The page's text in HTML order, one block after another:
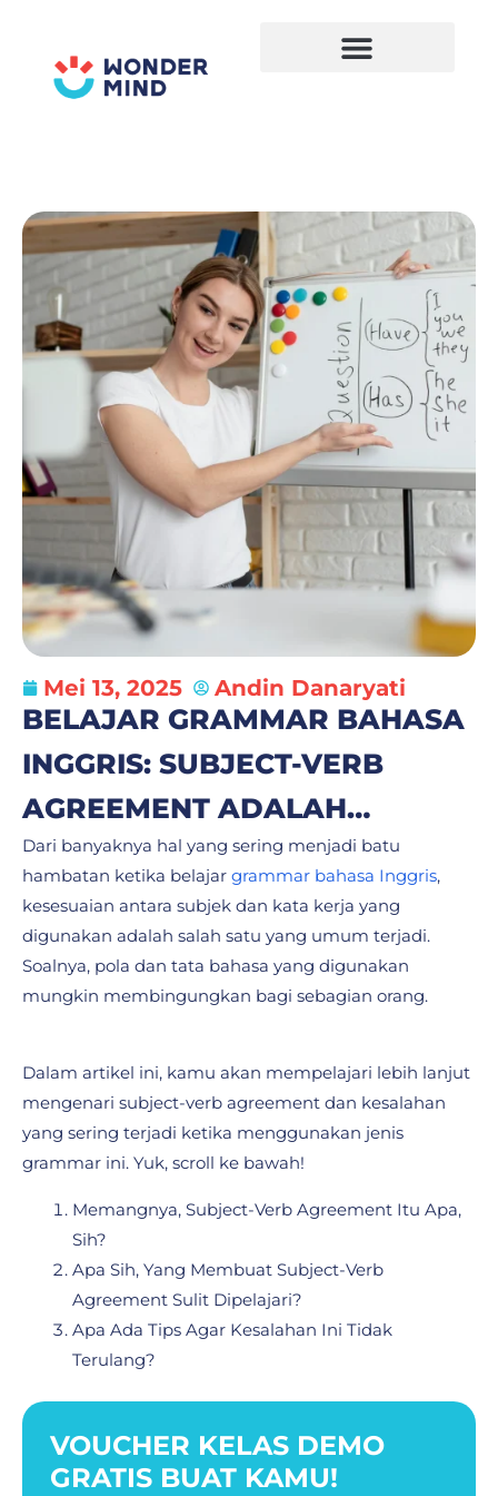
Mei 13, 2025 Andin Danaryati
BELAJAR GRAMMAR BAHASA
INGGRIS: SUBJECT-VERB
AGREEMENT ADALAH…
Dari banyaknya hal yang sering menjadi batu
hambatan ketika belajar grammar bahasa Inggris,
kesesuaian antara subjek dan kata kerja yang
digunakan adalah salah satu yang umum terjadi.
Soalnya, pola dan tata bahasa yang digunakan
mungkin membingungkan bagi sebagian orang.
Dalam artikel ini, kamu akan mempelajari lebih lanjut
mengenari subject-verb agreement dan kesalahan
yang sering terjadi ketika menggunakan jenis
grammar ini. Yuk, scroll ke bawah!
Memangnya, Subject-Verb Agreement Itu Apa,
Sih?
Apa Sih, Yang Membuat Subject-Verb
Agreement Sulit Dipelajari?
Apa Ada Tips Agar Kesalahan Ini Tidak
Terulang?
VOUCHER KELAS DEMO
GRATIS BUAT KAMU!